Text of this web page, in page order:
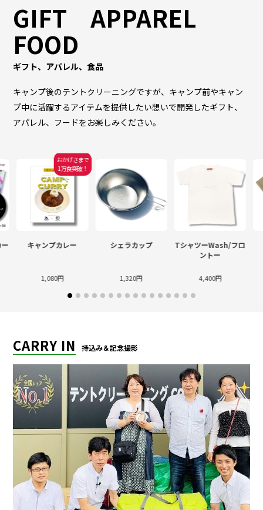
GIFT APPAREL
FOOD
ギフト、アパレル、食品
キャンプ後のテントクリーニングですが、キャンプ前やキャン
プ中に活躍するアイテムを提供したい想いで開発したギフト、
アパレル、フードをお楽しみください。
おかげさまで
1万食突破！
キャンプカレー
1,080円
シェラカップ
1,320円
TシャツーWash/フロ
ントー
4,400円
CARRY IN 持込み＆記念撮影